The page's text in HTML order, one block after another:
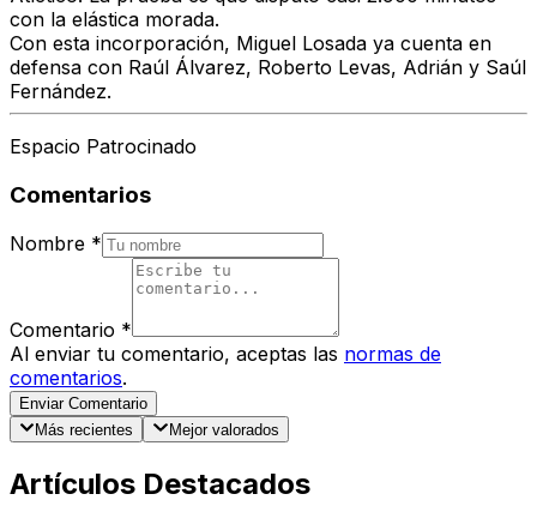
con la elástica morada.
Con esta incorporación, Miguel Losada ya cuenta en
defensa con Raúl Álvarez, Roberto Levas, Adrián y Saúl
Fernández.
Espacio Patrocinado
Comentarios
Nombre *
Comentario *
Al enviar tu comentario, aceptas las normas de
comentarios.
Enviar Comentario
Más recientes
Mejor valorados
Artículos Destacados